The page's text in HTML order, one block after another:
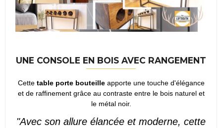
UNE CONSOLE EN BOIS AVEC RANGEMENT
Cette table porte bouteilleapporte une touche d'élégance
et de raffinement grâce au contraste entre le bois naturel et
le métal noir.
"Avec son allure élancée et moderne, cette